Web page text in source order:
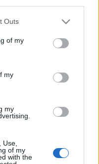
one or more Google
You may click to
its third-party tags to
in below Google
Outs
of my
my
my
of my
with the
egy mérőszalag,
számolva a napokat
azonban
Stohllal, a szeretet
kedves dolognak, a
Visszavárjuk
büntetést.
is hiányzik –
aki a csütörtöki,
konferansziéja volt.
el voltunk
jól sikerült,